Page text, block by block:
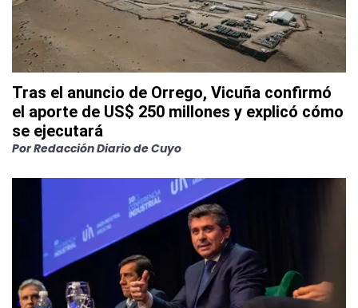
Tras el anuncio de Orrego, Vicuña confirmó
el aporte de US$ 250 millones y explicó cómo
se ejecutará
PorRedacción Diario de Cuyo